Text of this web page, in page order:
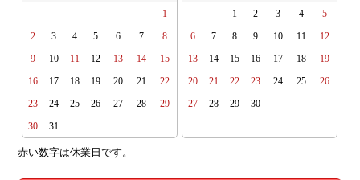
1
2 3 4 5 6 7 8
9 10 11 12 13 14 15
16 17 18 19 20 21 22
23 24 25 26 27 28 29
30 31
1 2 3 4 5
6 7 8 9 10 11 12
13 14 15 16 17 18 19
20 21 22 23 24 25 26
27 28 29 30
赤い数字は休業日です。